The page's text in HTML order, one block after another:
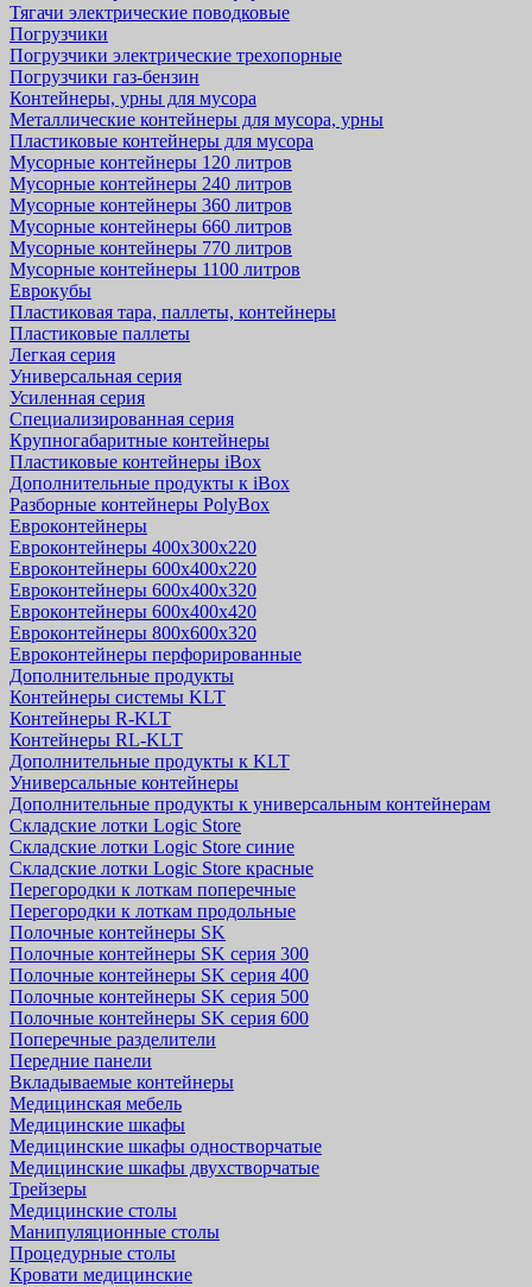
Тягачи электрические поводковые
Погрузчики
Погрузчики электрические трехопорные
Погрузчики газ-бензин
Контейнеры, урны для мусора
Металлические контейнеры для мусора, урны
Пластиковые контейнеры для мусора
Мусорные контейнеры 120 литров
Мусорные контейнеры 240 литров
Мусорные контейнеры 360 литров
Мусорные контейнеры 660 литров
Мусорные контейнеры 770 литров
Мусорные контейнеры 1100 литров
Еврокубы
Пластиковая тара, паллеты, контейнеры
Пластиковые паллеты
Легкая серия
Универсальная серия
Усиленная серия
Специализированная серия
Крупногабаритные контейнеры
Пластиковые контейнеры iBox
Дополнительные продукты к iBox
Разборные контейнеры PolyBox
Евроконтейнеры
Евроконтейнеры 400х300х220
Евроконтейнеры 600х400х220
Евроконтейнеры 600х400х320
Евроконтейнеры 600х400х420
Евроконтейнеры 800х600х320
Евроконтейнеры перфорированные
Дополнительные продукты
Контейнеры системы KLT
Контейнеры R-KLT
Контейнеры RL-KLT
Дополнительные продукты к KLT
Универсальные контейнеры
Дополнительные продукты к универсальным контейнерам
Складские лотки Logic Store
Складские лотки Logic Store синие
Складские лотки Logic Store красные
Перегородки к лоткам поперечные
Перегородки к лоткам продольные
Полочные контейнеры SK
Полочные контейнеры SK серия 300
Полочные контейнеры SK серия 400
Полочные контейнеры SK серия 500
Полочные контейнеры SK серия 600
Поперечные разделители
Передние панели
Вкладываемые контейнеры
Медицинская мебель
Медицинские шкафы
Медицинские шкафы одностворчатые
Медицинские шкафы двухстворчатые
Трейзеры
Медицинские столы
Манипуляционные столы
Процедурные столы
Кровати медицинские